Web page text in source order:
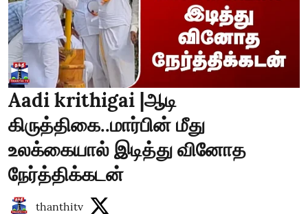
Aadi krithigai |ஆடி
கிருத்திகை..மார்பின் மீது
உலக்கையால் இடித்து வினோத
நேர்த்திக்கடன்
thanthitv